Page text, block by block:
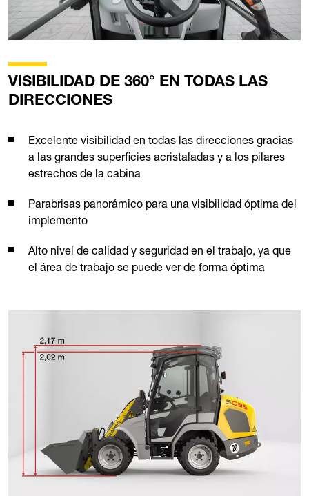
VISIBILIDAD DE 360° EN TODAS LAS
DIRECCIONES
Excelente visibilidad en todas las direcciones gracias
a las grandes superficies acristaladas y a los pilares
estrechos de la cabina
Parabrisas panorámico para una visibilidad óptima del
implemento
Alto nivel de calidad y seguridad en el trabajo, ya que
el área de trabajo se puede ver de forma óptima